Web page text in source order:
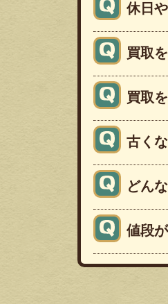
休日
買取
買取
古く
どん
値段